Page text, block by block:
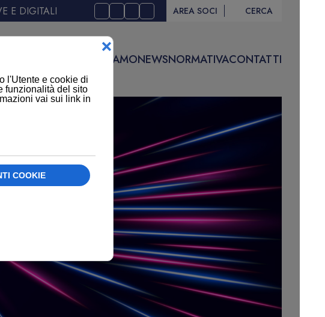
E DIGITALI AREA SOCI CERCA
CHI SIAMONEWSNORMATIVACONTATTI